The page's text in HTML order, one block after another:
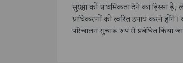
सुरक्षा को प्राथमिकता देने का हिस्सा
प्राधिकरणों को त्वरित उपाय करने
परिचालन सुचारू रूप से प्रबंधित किया